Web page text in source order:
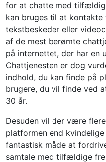
for at chatte med
kan bruges til at
tekstbeskeder eller
af ​​de mest berømte
på internettet, der har en
Chattjenesten er dog
indhold, du kan finde på
brugere, du vil finde ved
30 år.
Desuden vil der være
platformen end
fantastisk måde at
samtale med tilfældige